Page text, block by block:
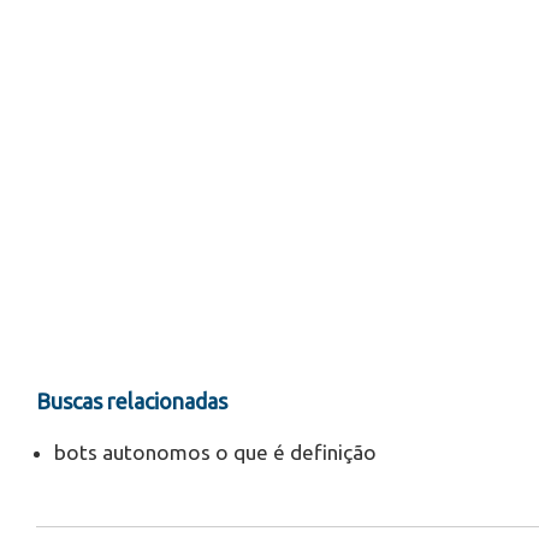
Buscas relacionadas
bots autonomos o que é definição